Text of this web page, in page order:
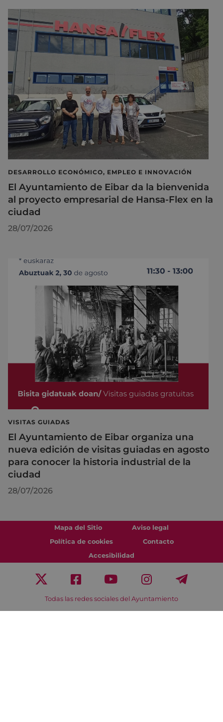
DESARROLLO ECONÓMICO, EMPLEO E INNOVACIÓN
El Ayuntamiento de Eibar da la bienvenida
al proyecto empresarial de Hansa-Flex en la
ciudad
28/07/2026
VISITAS GUIADAS
El Ayuntamiento de Eibar organiza una
nueva edición de visitas guiadas en agosto
para conocer la historia industrial de la
ciudad
28/07/2026
Mapa del Sitio
Aviso legal
Política de cookies
Contacto
Accesibilidad
Todas las redes sociales del Ayuntamiento